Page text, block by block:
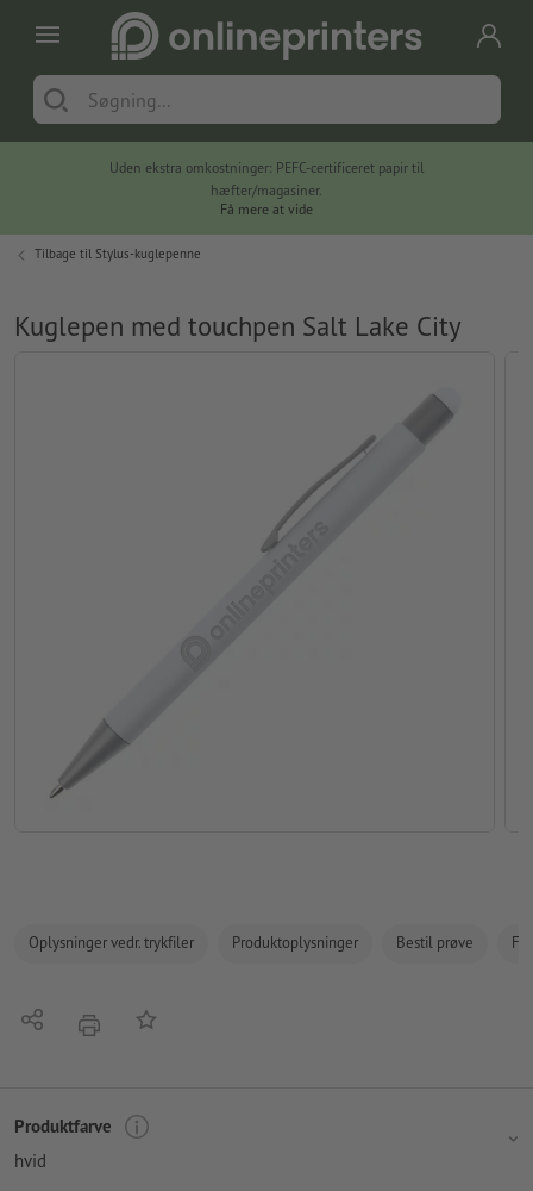
Uden ekstra omkostninger: PEFC-certificeret papir til
hæfter/magasiner.
Få mere at vide
Tilbage til Stylus-kuglepenne
Kuglepen med touchpen Salt Lake City
Oplysninger vedr. trykfiler Produktoplysninger Bestil prøve
Del tryk Tilføj til huskelisten
Produktfarve
hvid